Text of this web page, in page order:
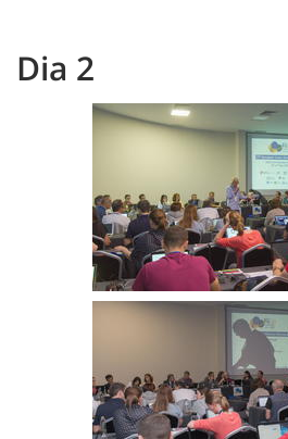
Dia 2